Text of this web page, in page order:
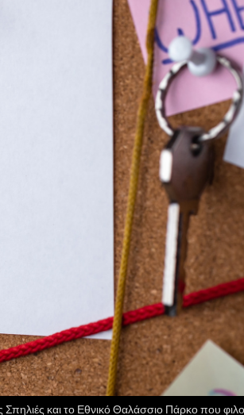
και το Εθνικό Θαλάσσιο Πάρκο που